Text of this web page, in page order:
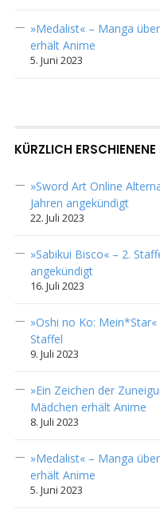
»Medalist« – Manga
erhält Anime
5. Juni 2023
KÜRZLICH
»Sword Art Online
Jahren angekündigt
22. Juli 2023
»Sabikui Bisco« – 2.
angekündigt
16. Juli 2023
»Oshi no Ko:
Staffel
9. Juli 2023
»Ein Zeichen der
Mädchen erhält Anime
8. Juli 2023
»Medalist« – Manga
erhält Anime
5. Juni 2023